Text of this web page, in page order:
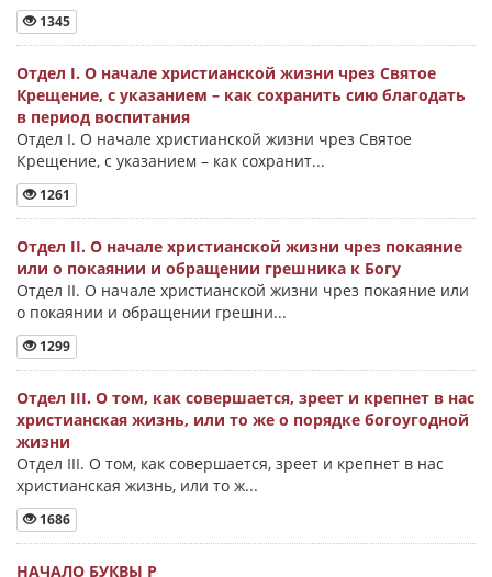
1345
Отдел I. О начале христианской жизни чрез Святое
Крещение, с указанием – как сохранить сию благодать
в период воспитания
Отдел I. О начале христианской жизни чрез Святое
Крещение, с указанием – как сохранит...
1261
Отдел II. О начале христианской жизни чрез покаяние
или о покаянии и обращении грешника к Богу
Отдел II. О начале христианской жизни чрез покаяние или
о покаянии и обращении грешни...
1299
Отдел III. О том, как совершается, зреет и крепнет в нас
христианская жизнь, или то же о порядке богоугодной
жизни
Отдел III. О том, как совершается, зреет и крепнет в нас
христианская жизнь, или то ж...
1686
НАЧАЛО БУКВЫ Ρ